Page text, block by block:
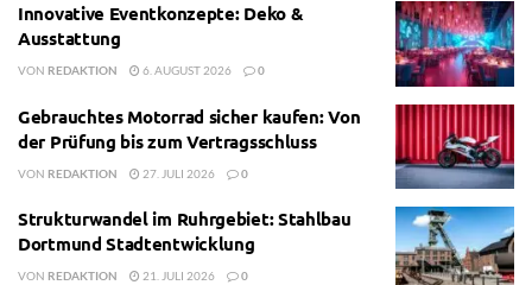
Innovative Eventkonzepte: Deko &
Ausstattung
VON REDAKTION 6. AUGUST 2026 0
Gebrauchtes Motorrad sicher kaufen: Von
der Prüfung bis zum Vertragsschluss
VON REDAKTION 27. JULI 2026 0
Strukturwandel im Ruhrgebiet: Stahlbau
Dortmund Stadtentwicklung
VON REDAKTION 21. JULI 2026 0